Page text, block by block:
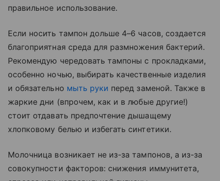
правильное использование.
Если носить тампон дольше 4–6 часов, создается
благоприятная среда для размножения бактерий.
Рекомендую чередовать тампоны с прокладками,
особенно ночью, выбирать качественные изделия
и обязательно мыть руки перед заменой. Также в
жаркие дни (впрочем, как и в любые другие!)
стоит отдавать предпочтение дышащему
хлопковому белью и избегать синтетики.
Молочница возникает не из-за тампонов, а из-за
совокупности факторов: снижения иммунитета,